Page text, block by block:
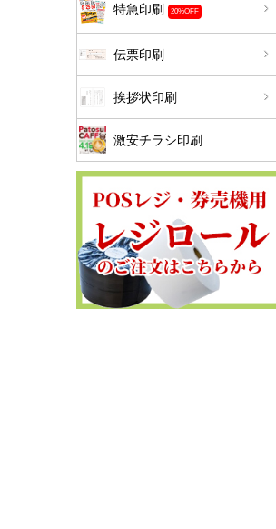
特急印刷 20%OFF
伝票印刷
挨拶状印刷
激安チラシ印刷